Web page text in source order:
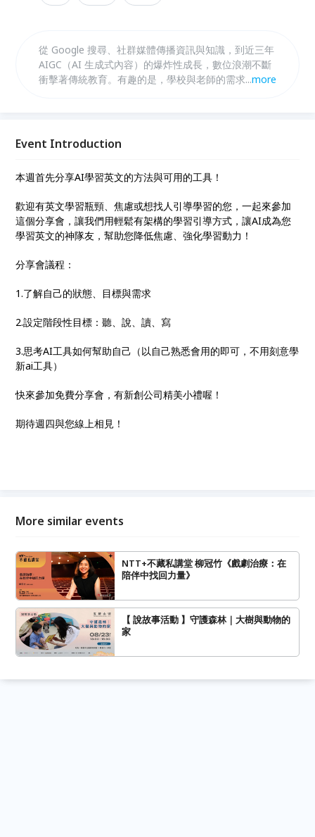
從 Google 搜尋、社群媒體傳播資訊與知識，到近三年
AIGC（AI 生成式內容）的爆炸性成長，數位浪潮不斷
衝擊著傳統教育。有趣的是，學校與老師的需求非但沒
列「AI神隊友」介紹實用AI工具，讓AI成為學習、工作
...more
Event Introduction
本週首先分享AI學習英文的方法與可用的工具！
歡迎有英文學習瓶頸、焦慮或想找人引導學習的您，一起來參加
這個分享會，讓我們用輕鬆有架構的學習引導方式，讓AI成為您
學習英文的神隊友，幫助您降低焦慮、強化學習動力！
分享會議程：
1.了解自己的狀態、目標與需求
2.設定階段性目標：聽、說、讀、寫
3.思考AI工具如何幫助自己（以自己熟悉會用的即可，不用刻意學
新ai工具）
快來參加免費分享會，有新創公司精美小禮喔！
期待週四與您線上相見！
More similar events
NTT+不藏私講堂 柳冠竹《戲劇治療：在
陪伴中找回力量》
【 說故事活動 】守護森林｜大樹與動物的
家